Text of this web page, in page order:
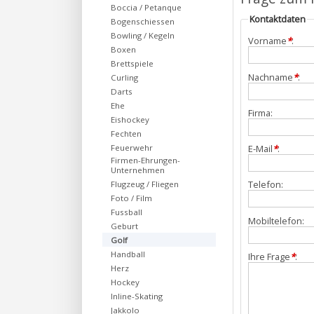
Kontaktdaten
Vorname*:
Nachname*:
Firma:
E-Mail*:
Telefon:
Mobiltelefon:
Ihre Frage*:
Boccia / Petanque
Bogenschiessen
Bowling / Kegeln
Boxen
Brettspiele
Curling
Darts
Ehe
Eishockey
Fechten
Feuerwehr
Firmen-Ehrungen-
Unternehmen
Flugzeug / Fliegen
Foto / Film
Fussball
Geburt
Golf
Handball
Herz
Hockey
Inline-Skating
Jakkolo